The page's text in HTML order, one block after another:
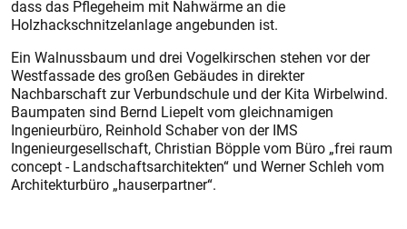
dass das Pflegeheim mit Nahwärme an die
Holzhackschnitzelanlage angebunden ist.
Ein Walnussbaum und drei Vogelkirschen stehen vor der
Westfassade des großen Gebäudes in direkter
Nachbarschaft zur Verbundschule und der Kita Wirbelwind.
Baumpaten sind Bernd Liepelt vom gleichnamigen
Ingenieur­büro, Reinhold Schaber von der IMS
Ingenieurgesellschaft, Chris­tian Böpple vom Büro „frei raum
concept - Landschaftsarchitekten“ und Werner Schleh vom
Architekturbüro „hauserpartner“.